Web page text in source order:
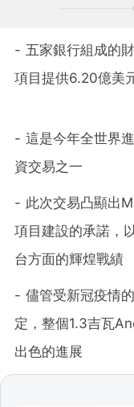
- 五家銀行組成的
項目提供6.20億美
- 這是今年全世界
資交易之一
- 此次交易凸顯出
項目建設的承諾，
台方面的輝煌戰績
- 儘管受新冠疫情
定，整個1.3吉瓦
出色的進展